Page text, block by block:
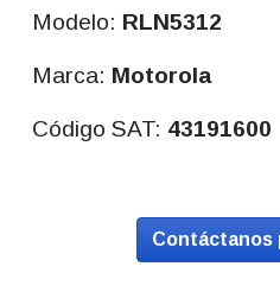
Modelo: RLN5312
Marca: Motorola
Código SAT: 43191600
Contáctanos